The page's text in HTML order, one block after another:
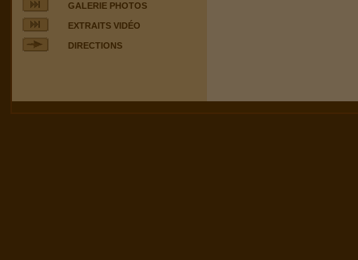
GALERIE PHOTOS
EXTRAITS VIDÉO
DIRECTIONS